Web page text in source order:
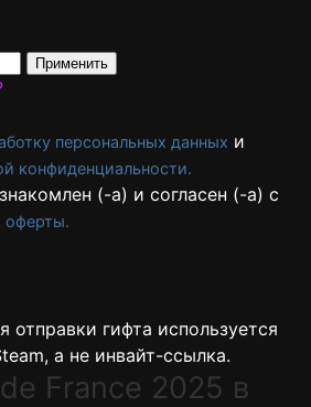
Применить
персональных данных и
конфиденциальности.
(-а) и согласен (-а) с
оферты.
отправки гифта используется
а не инвайт-ссылка.
France 2025 в